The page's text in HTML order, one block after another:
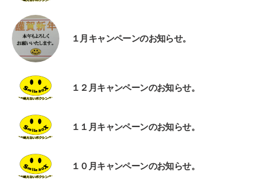
１月キャンペーンのお知らせ。
１２月キャンペーンのお知らせ。
１１月キャンペーンのお知らせ。
１０月キャンペーンのお知らせ。